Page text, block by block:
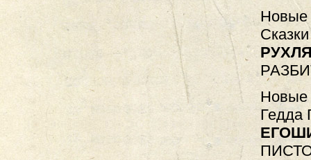
Новые
Новые
Гедда